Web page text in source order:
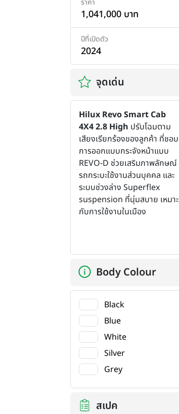
ราคา
1,041,000 บาท
ปีที่เปิดตัว
2024
จุดเด่น
Hilux Revo Smart Cab
4X4 2.8 High ปรับโฉมตาม
เสียงเรียกร้องของลูกค้า ที่ชอบ
การออกแบบกระจังหน้าแบบ
REVO-D ช่วยเสริมภาพลักษณ์
รถกระบะใช้งานส่วนบุคคล และ
ระบบช่วงล่าง Superflex
suspension ที่นุ่มสบาย เหมาะ
กับการใช้งานในเมือง
Body Colour
Black
Blue
White
Silver
Grey
สเปค